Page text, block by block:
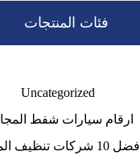
فئات المنتجات
Uncategorized
ارقام سيارات شفط
افضل 10 شركات تنظيف المنازل